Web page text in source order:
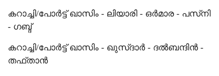
കറാച്ചി/പോര്‍ട്ട് ഖാസിം - ലിയാരി - ഒര്‍മാര - പസ്‌നി
- ഗബ്ദ്
കറാച്ചി/പോര്‍ട്ട് ഖാസിം - ഖുസ്ദാര്‍ - ദല്‍ബന്ദിന്‍ -
തഫ്താന്‍